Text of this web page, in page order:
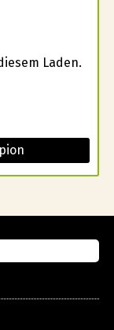
Laden.